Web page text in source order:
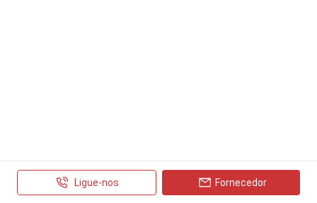
Ligue-nos Fornecedor